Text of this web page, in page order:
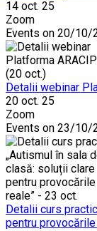
14 oct. 25
Zoom
Events on 20/10/
Detalii webinar
20 oct. 25
Zoom
Events on 23/10/
Detalii curs
pentru